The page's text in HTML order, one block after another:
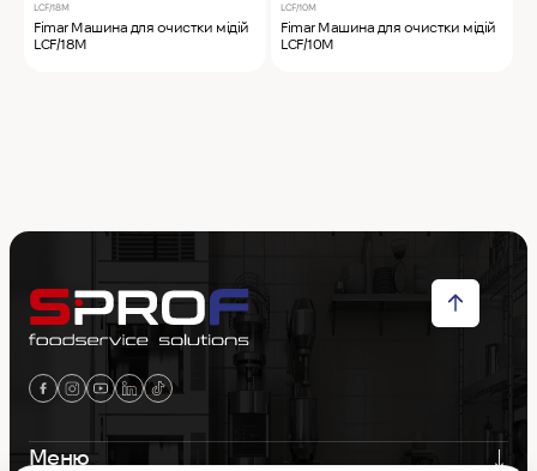
LCF/18M
Fimar Машина для очистки мідій
LCF/18M
LCF/10M
Fimar Машина для очистки мідій
LCF/10M
Меню